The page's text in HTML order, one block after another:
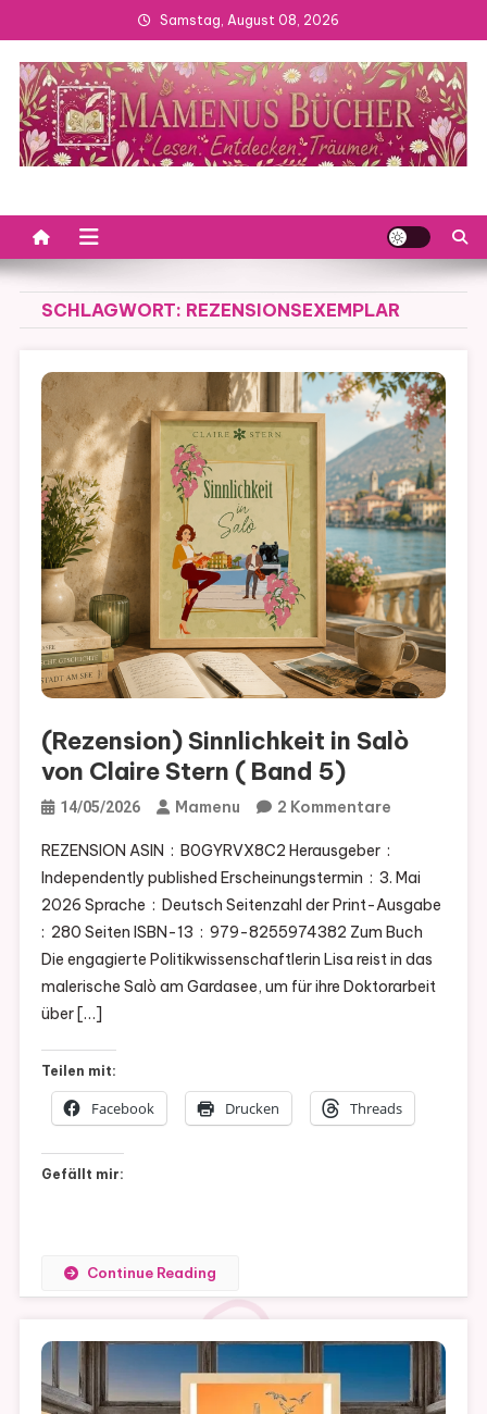
to
content
Samstag, August 08, 2026
SCHLAGWORT: REZENSIONSEXEMPLAR
(Rezension) Sinnlichkeit in Salò
von Claire Stern ( Band 5)
14/05/2026 Mamenu 2 KommentareZu
In
Salò
Von
Claire
Stern
REZENSION ASIN ‏ : ‎ B0GYRVX8C2 Herausgeber ‏ : ‎
Independently published Erscheinungstermin ‏ : ‎ 3. Mai
2026 Sprache ‏ : ‎ Deutsch Seitenzahl der Print-Ausgabe ‏
: ‎ 280 Seiten ISBN-13 ‏ : ‎ 979-8255974382 Zum Buch
Die engagierte Politikwissenschaftlerin Lisa reist in das
malerische Salò am Gardasee, um für ihre Doktorarbeit
über […]
Teilen mit:
Facebook Drucken Threads
Gefällt mir:
Continue Reading